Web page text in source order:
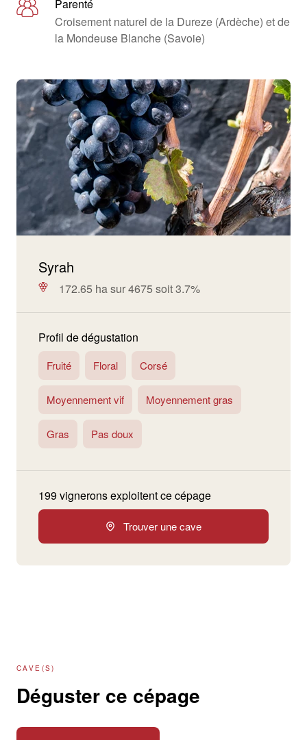
Parenté
Croisement naturel de la Dureze (Ardèche) et de
la Mondeuse Blanche (Savoie)
Syrah
172.65 ha sur 4675 soit 3.7%
Profil de dégustation
Fruité Floral Corsé
Moyennement vif Moyennement gras
Gras Pas doux
199 vignerons exploitent ce cépage
Trouver une cave
CAVE(S)
Déguster ce cépage